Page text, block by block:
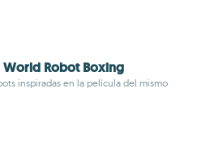
World Robot Boxing
inspiradas en la película del mismo